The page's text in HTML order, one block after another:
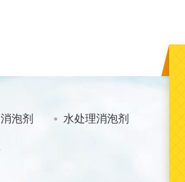
泡剂 水处理消泡剂